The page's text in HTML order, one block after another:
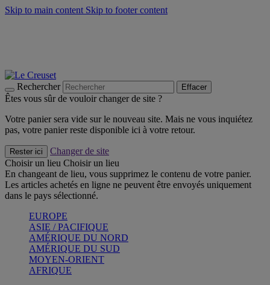
Skip to main content Skip to footer content
Rechercher Effacer
Êtes vous sûr de vouloir changer de site ?
Votre panier sera vide sur le nouveau site. Mais ne vous inquiétez
pas, votre panier reste disponible ici à votre retour.
Rester ici
Changer de site
Choisir un lieu Choisir un lieu
En changeant de lieu, vous supprimez le contenu de votre panier.
Les articles achetés en ligne ne peuvent être envoyés uniquement
dans le pays sélectionné.
EUROPE
ASIE / PACIFIQUE
AMÉRIQUE DU NORD
AMÉRIQUE DU SUD
MOYEN-ORIENT
AFRIQUE